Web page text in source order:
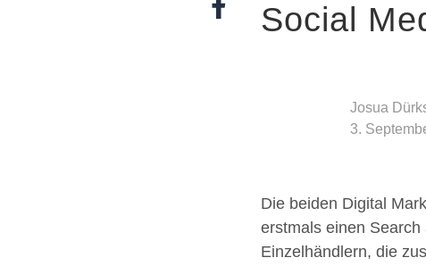
Social
Josua
3.
Die beiden Digital
erstmals einen
Einzelhändlern, die